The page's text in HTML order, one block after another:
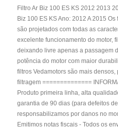
Filtro Ar Biz 100 ES KS 2012 2013
Biz 100 ES KS Ano: 2012 A 2015
são projetados com todas as
excelente funcionamento do motor,
deixando livre apenas a passagem
potência do motor com maior
filtros Vedamotors são mais
filtragem ==============
Produto primeira linha, alta
garantia de 90 dias (para defeitos
responsabilizamos por danos no
Emitimos notas fiscais - Todos os